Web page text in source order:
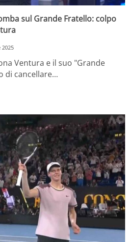
sul Grande Fratello: colpo
2025
Ventura e il suo "Grande
di cancellare…